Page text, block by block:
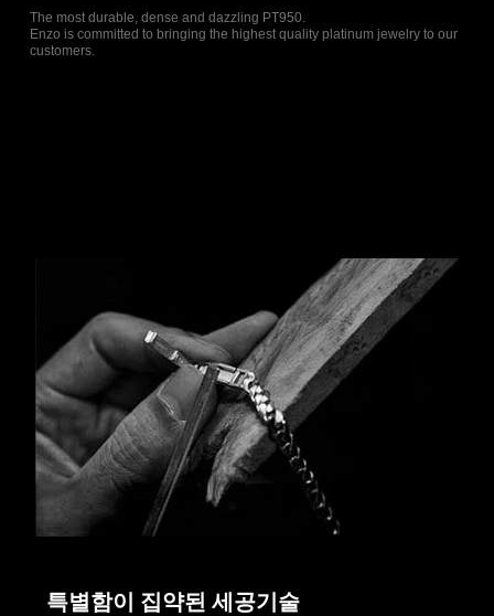
The most durable, dense and dazzling PT950.
Enzo is committed to bringing the highest quality platinum jewelry to our
customers.
특별함이 집약된 세공기술